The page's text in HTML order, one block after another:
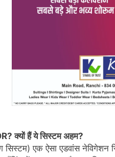
क्यों हैं ये सिस्टम अहम?
एक ऐसा एडवांस नेविगेशन